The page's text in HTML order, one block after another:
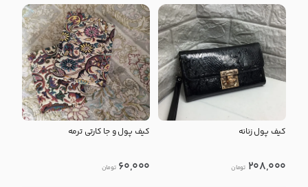
کیف پول زنانه
208,000 تومان
کیف پول و جا کارتی ترمه
60,000 تومان